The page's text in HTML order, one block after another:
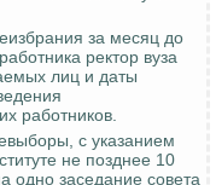
за месяц до
ректор вуза
лиц и даты
работников.
с указанием
не позднее 10
одно заседание совета